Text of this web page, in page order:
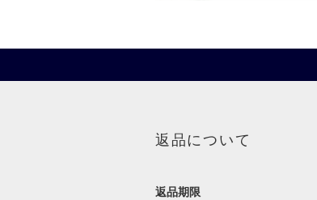
返品について
返品期限